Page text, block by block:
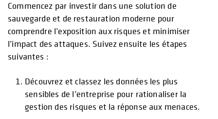
Commencez par investir dans une solution de
sauvegarde et de restauration moderne pour
comprendre l’exposition aux risques et minimiser
l’impact des attaques. Suivez ensuite les étapes
suivantes :
Découvrez et classez les données les plus
sensibles de l’entreprise pour rationaliser la
gestion des risques et la réponse aux menaces.